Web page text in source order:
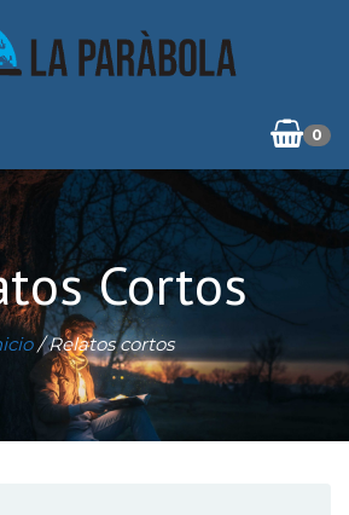
0
Cortos
/ Relatos cortos